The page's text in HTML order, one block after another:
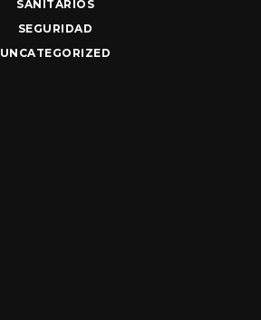
SANITARIOS
SEGURIDAD
UNCATEGORIZED